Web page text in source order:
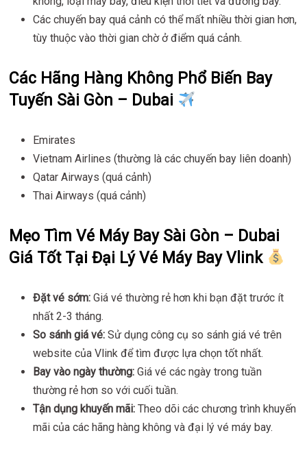
Các chuyến bay quá cảnh có thể mất nhiều thời gian hơn,
tùy thuộc vào thời gian chờ ở điểm quá cảnh.
Các Hãng Hàng Không Phổ Biến Bay
Tuyến Sài Gòn – Dubai
Emirates
Vietnam Airlines (thường là các chuyến bay liên doanh)
Qatar Airways (quá cảnh)
Thai Airways (quá cảnh)
Mẹo Tìm Vé Máy Bay Sài Gòn – Dubai
Giá Tốt Tại Đại Lý Vé Máy Bay Vlink
Đặt vé sớm: Giá vé thường rẻ hơn khi bạn đặt trước ít
nhất 2-3 tháng.
So sánh giá vé: Sử dụng công cụ so sánh giá vé trên
website của Vlink để tìm được lựa chọn tốt nhất.
Bay vào ngày thường: Giá vé các ngày trong tuần
thường rẻ hơn so với cuối tuần.
Tận dụng khuyến mãi: Theo dõi các chương trình khuyến
mãi của các hãng hàng không và đại lý vé máy bay.